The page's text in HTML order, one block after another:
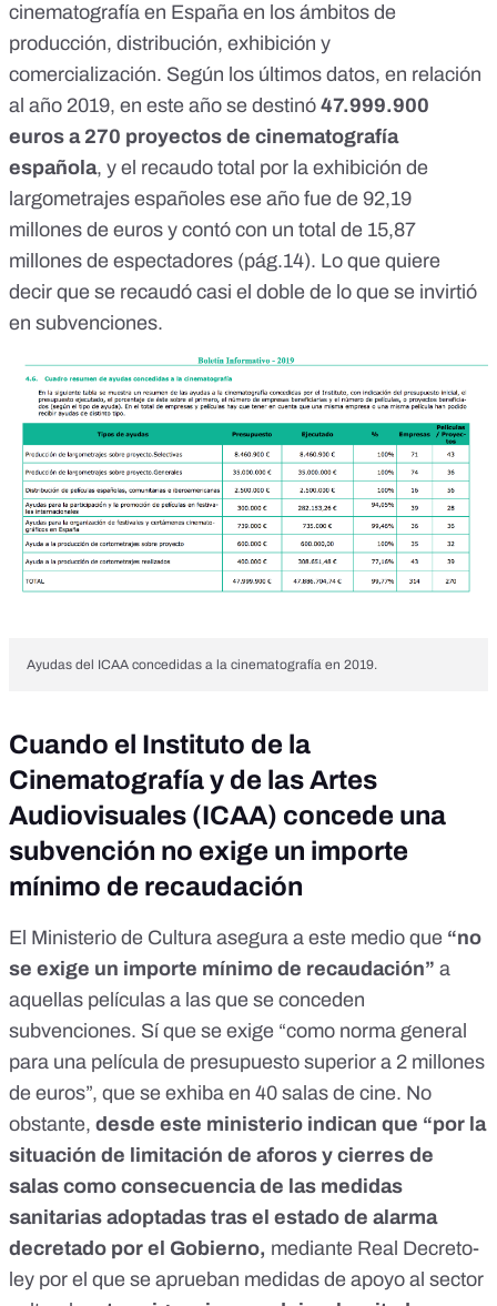
cinematografía en España en los ámbitos de
producción, distribución, exhibición y
comercialización. Según los últimos datos, en relación
al año 2019, en este año se destinó 47.999.900
euros a 270 proyectos de cinematografía
española, y el recaudo total por la exhibición de
largometrajes españoles ese año fue de 92,19
millones de euros y contó con un total de 15,87
millones de espectadores (pág.14). Lo que quiere
decir que se recaudó casi el doble de lo que se invirtió
en subvenciones.
Ayudas del ICAA concedidas a la cinematografía en 2019.
Cuando el Instituto de la
Cinematografía y de las Artes
Audiovisuales (ICAA) concede una
subvención no exige un importe
mínimo de recaudación
El Ministerio de Cultura asegura a este medio que “no
se exige un importe mínimo de recaudación” a
aquellas películas a las que se conceden
subvenciones. Sí que se exige “como norma general
para una película de presupuesto superior a 2 millones
de euros”, que se exhiba en 40 salas de cine. No
obstante, desde este ministerio indican que “por la
situación de limitación de aforos y cierres de
salas como consecuencia de las medidas
sanitarias adoptadas tras el estado de alarma
decretado por el Gobierno, mediante Real Decreto-
ley por el que se aprueban medidas de apoyo al sector